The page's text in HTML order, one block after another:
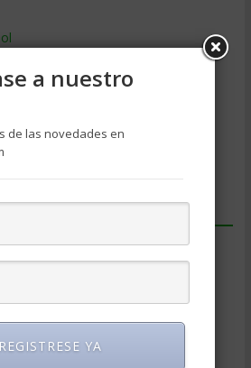
(80)
a nuestro
de las novedades en
REGISTRESE YA